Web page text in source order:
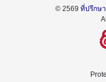
© 2569ที่ปรึกษา